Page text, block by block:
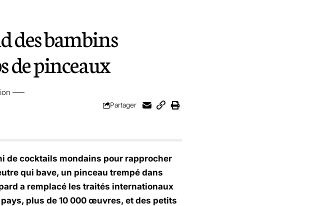
des bambins
de pinceaux
Partager
de cocktails mondains pour rapprocher
qui bave, un pinceau trempé dans
a remplacé les traités internationaux
plus de 10 000 œuvres, et des petits